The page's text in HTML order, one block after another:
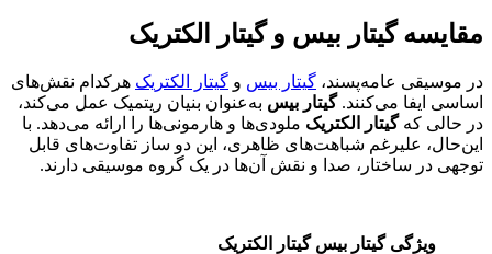
مقایسه گیتار بیس و گیتار الکتریک
در موسیقی عامه‌پسند، گیتار بیس و گیتار الکتریک هرکدام نقش‌های
اساسی ایفا می‌کنند.گیتار بیس به‌عنوان بنیان ریتمیک عمل می‌کند،
در حالی کهگیتار الکتریک ملودی‌ها و هارمونی‌ها را ارائه می‌دهد. با
این‌حال، علیرغم شباهت‌های ظاهری، این دو ساز تفاوت‌های قابل
توجهی در ساختار، صدا و نقش آن‌ها در یک گروه موسیقی دارند.
ویژگی گیتار بیس گیتار الکتریک